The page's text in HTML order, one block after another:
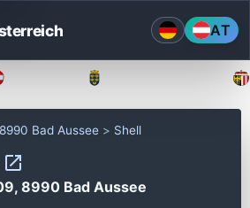
AT
8990 Bad Aussee Shell
8990 Bad Aussee